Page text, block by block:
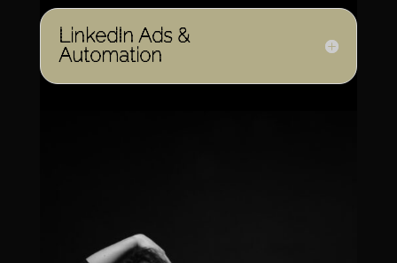
LinkedIn Ads &
Automation